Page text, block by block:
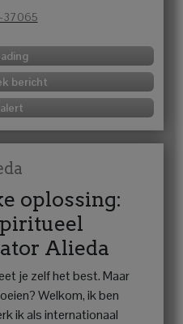
37065
bericht
oplossing:
Alieda
je zelf het best. Maar
Welkom, ik ben
ik als internationaal